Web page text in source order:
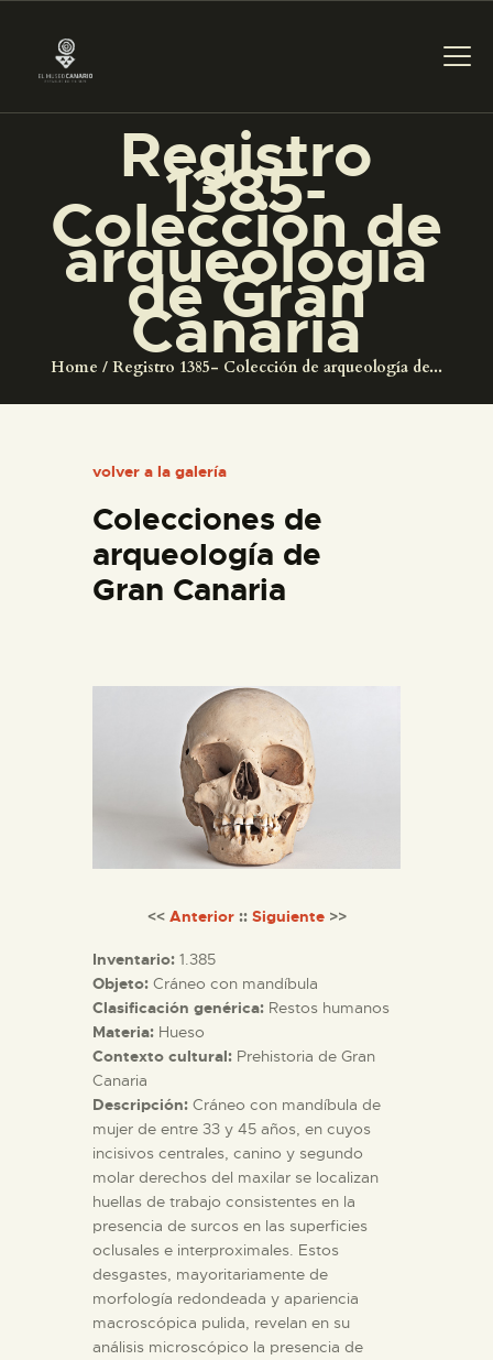
Registro
1385-
Colección de
arqueología
de Gran
Canaria
Home Registro 1385- Colección de arqueología de...
PREPARAR LA VISITA
ACTIVIDADES
EL MUSEO
DIDÁCTICA
ESPAÑOL
ACTIVIDADES
EL MUSEO
COLECCIONES
DIDÁCTICA
ESPAÑOL
volver a la galería
Colecciones de
arqueología de
Gran Canaria
<< Anterior:: Siguiente >>
Inventario: 1.385
Objeto: Cráneo con mandíbula
Clasificación genérica: Restos humanos
Materia: Hueso
Contexto cultural: Prehistoria de Gran
Canaria
Descripción: Cráneo con mandíbula de
mujer de entre 33 y 45 años, en cuyos
incisivos centrales, canino y segundo
molar derechos del maxilar se localizan
huellas de trabajo consistentes en la
presencia de surcos en las superficies
oclusales e interproximales. Estos
desgastes, mayoritariamente de
morfología redondeada y apariencia
macroscópica pulida, revelan en su
análisis microscópico la presencia de